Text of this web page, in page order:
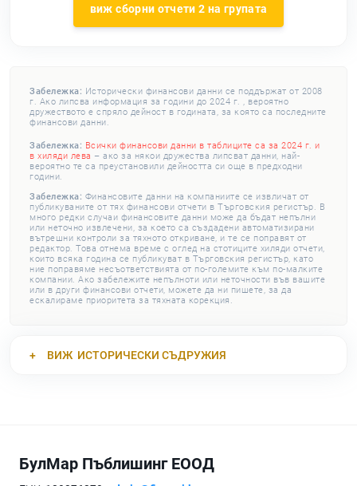
виж сборни отчети 2 на групата
Забележка: Исторически финансови данни се поддържат от 2008
г. Ако липсва информация за години до 2024 г. , вероятно
дружеството е спряло дейност в годината, за която са последните
финансови данни.
Забележка: Всички финансови данни в таблиците са за 2024 г. и
в хиляди лева – ако за някои дружества липсват данни, най-
вероятно те са преустановили дейността си още в предходни
години.
Забележка: Финансовите данни на компаниите се извличат от
публикуваните от тях финансови отчети в Търговския регистър. В
много редки случаи финансовите данни може да бъдат непълни
или неточно извлечени, за което са създадени автоматизирани
вътрешни контроли за тяхното откриване, и те се поправят от
редактор. Това отнема време с оглед на стотиците хиляди отчети,
които всяка година се публикуват в Търговския регистър, като
ние поправяме несъответствията от по-големите към по-малките
компании. Ако забележите непълноти или неточности във вашите
или в други финансови отчети, можете да ни пишете, за да
ескалираме приоритета за тяхната корекция.
ВИЖ ИСТОРИЧЕСКИ СЪДРУЖИЯ
БулМар Пъблишинг ЕООД